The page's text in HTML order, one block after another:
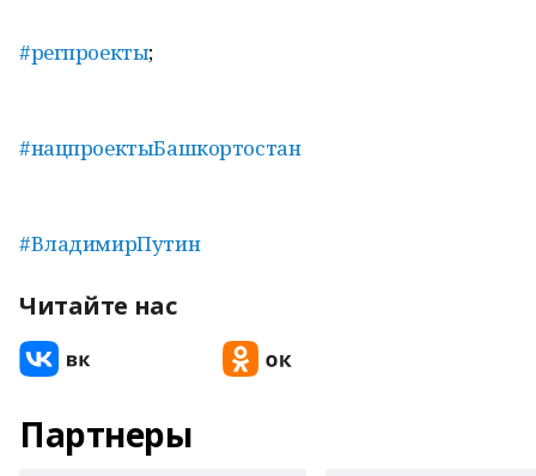
#регпроекты;
#нацпроектыБашкортостан
#ВладимирПутин
Читайте нас
Партнеры